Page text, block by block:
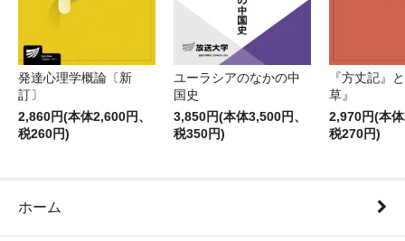
発達心理学概論〔新
訂〕
2,860円(本体2,600円、
税260円)
ユーラシアのなかの中
国史
3,850円(本体3,500円、
税350円)
『方丈記』
草』
2,970円(本
税270円)
ホーム